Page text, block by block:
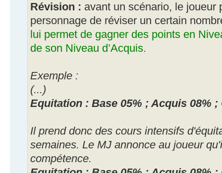
Révision : avant un scénario, le joueur
personnage de réviser un certain
lui permet de gagner des points en
de son Niveau d’Acquis.
Exemple :
(...)
Equitation : Base 05% ; Acquis 08% ;
Il prend donc des cours intensifs
semaines. Le MJ annonce au joueur
compétence.